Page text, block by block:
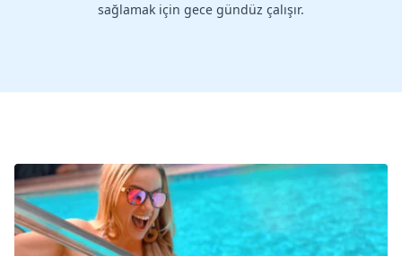
sağlamak için gece gündüz çalışır.